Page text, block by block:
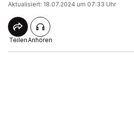
Aktualisiert: 18.07.2024 um 07:33 Uhr
TeilenAnhören